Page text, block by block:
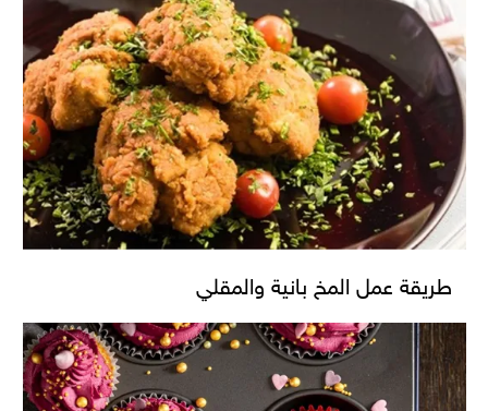
طريقة عمل المخ بانية والمقلي